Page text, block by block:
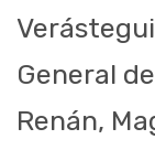
General
Renán,